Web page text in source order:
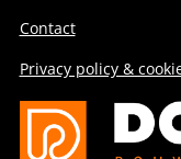
Contact
Privacy policy &